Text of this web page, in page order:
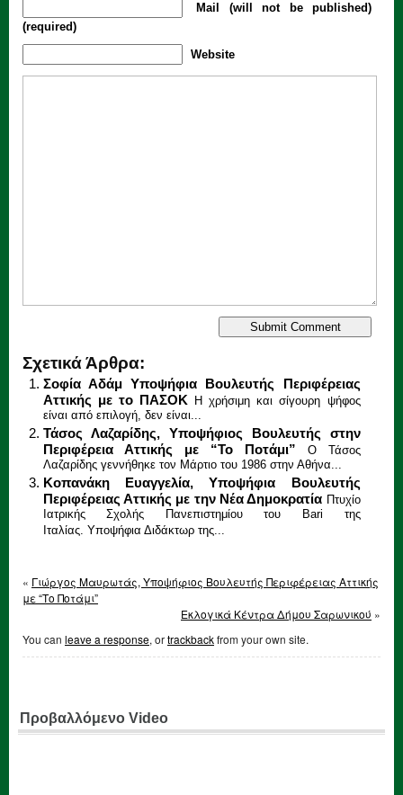
Mail (will not be published)
(required)
Website
Σχετικά Άρθρα:
Σοφία Αδάμ Υποψήφια Βουλευτής Περιφέρειας
Αττικής με το ΠΑΣΟΚ
Η χρήσιμη και σίγουρη ψήφος
είναι από επιλογή, δεν είναι...
Τάσος Λαζαρίδης, Υποψήφιος Βουλευτής στην
Περιφέρεια Αττικής με “Το Ποτάμι”
Ο Τάσος
Λαζαρίδης γεννήθηκε τον Μάρτιο του 1986 στην Αθήνα...
Κοπανάκη Ευαγγελία, Υποψήφια Βουλευτής
Περιφέρειας Αττικής με την Νέα Δημοκρατία
Πτυχίο
Ιατρικής Σχολής Πανεπιστημίου του Bari της
Ιταλίας. Υποψήφια Διδάκτωρ της...
« Γιώργος Μαυρωτάς, Υποψήφιος Βουλευτής Περιφέρειας Αττικής
με “Το Ποτάμι”
Εκλογικά Κέντρα Δήμου Σαρωνικού »
You can leave a response, ortrackbackfrom your own site.
Προβαλλόμενο Video